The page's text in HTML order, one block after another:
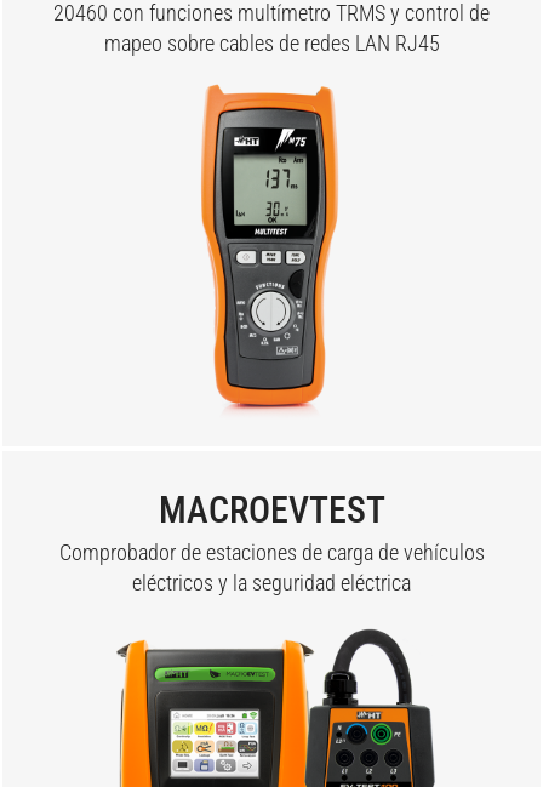
20460 con funciones multímetro TRMS y control de
mapeo sobre cables de redes LAN RJ45
MACROEVTEST
Comprobador de estaciones de carga de vehículos
eléctricos y la seguridad eléctrica